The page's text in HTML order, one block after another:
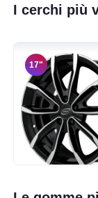
I cerchi più
17"